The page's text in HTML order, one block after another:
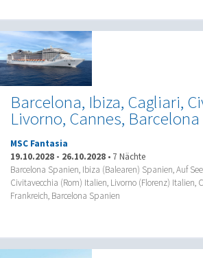
Barcelona, Ibiza, Cagliari,
Livorno, Cannes, Barcelona
MSC Fantasia
19.10.2028 - 26.10.2028 • 7 Nächte
Barcelona Spanien, Ibiza (Balearen) Spanien, Auf
Civitavecchia (Rom) Italien, Livorno (Florenz) Italien,
Frankreich, Barcelona Spanien